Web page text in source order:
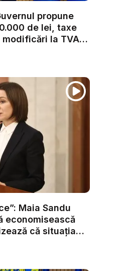
propune
de lei, taxe
la TVA.
Maia Sandu
economisească
că situația